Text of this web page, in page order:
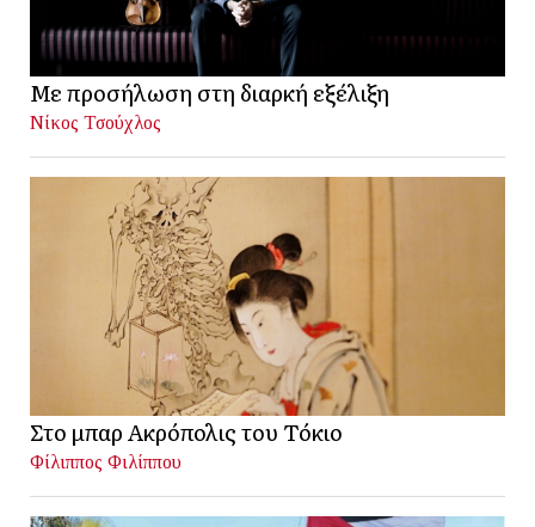
Με προσήλωση στη διαρκή εξέλιξη
Νίκος Τσούχλος
Στο μπαρ Ακρόπολις του Τόκιο
Φίλιππος Φιλίππου